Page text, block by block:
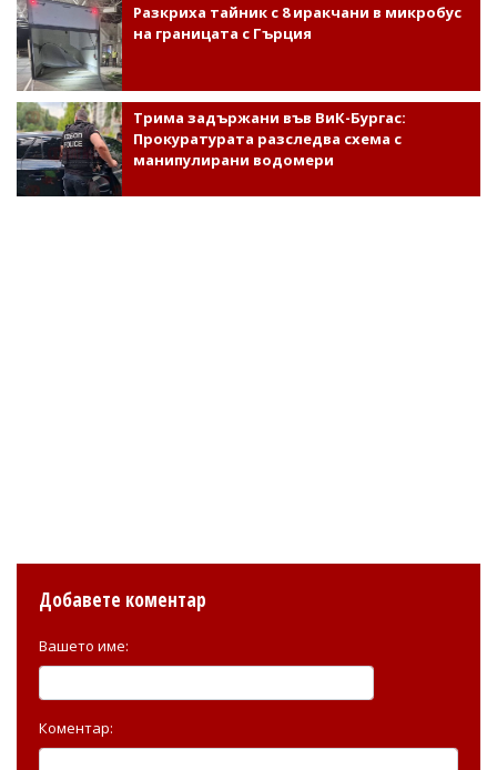
Разкриха тайник с 8 иракчани в микробус
на границата с Гърция
Трима задържани във ВиК-Бургас:
Прокуратурата разследва схема с
манипулирани водомери
Добавете коментар
Вашето име:
Коментар: